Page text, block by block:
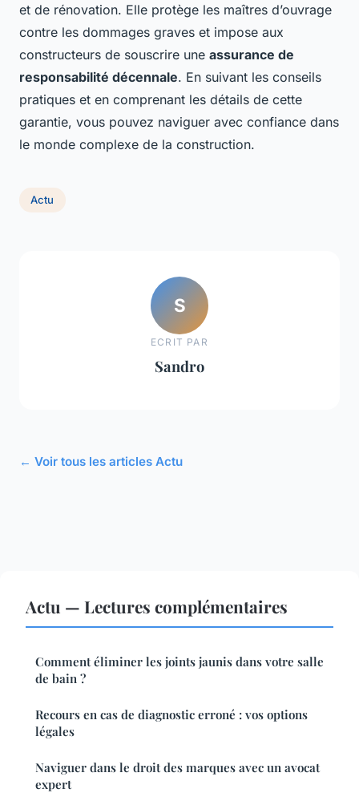
et de rénovation. Elle protège les maîtres d’ouvrage
contre les dommages graves et impose aux
constructeurs de souscrire une assurance de
responsabilité décennale. En suivant les conseils
pratiques et en comprenant les détails de cette
garantie, vous pouvez naviguer avec confiance dans
le monde complexe de la construction.
Actu
S
ECRIT PAR
Sandro
← Voir tous les articles Actu
Actu — Lectures complémentaires
Comment éliminer les joints jaunis dans votre salle
de bain ?
Recours en cas de diagnostic erroné : vos options
légales
Naviguer dans le droit des marques avec un avocat
expert